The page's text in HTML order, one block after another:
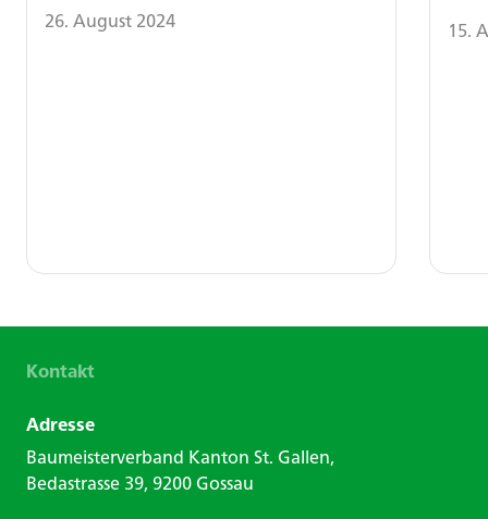
26. August 2024
15.
Kontakt
Adresse
Baumeisterverband Kanton St. Gallen,
Bedastrasse 39, 9200 Gossau